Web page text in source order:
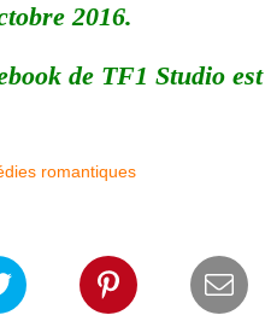
2016.
de TF1 Studio est
romantiques